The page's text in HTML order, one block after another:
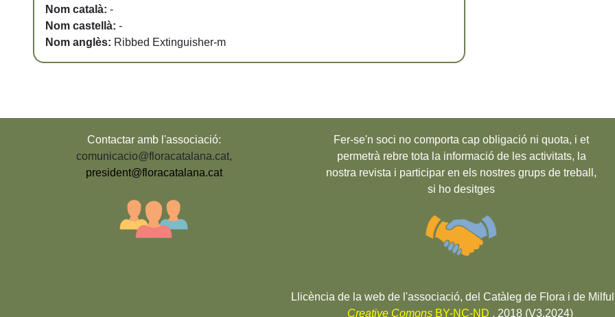
Nom català: -
Nom castellà: -
Nom anglès: Ribbed Extinguisher-m
Contactar amb l'associació:
comunicacio@floracatalana.cat,
president@floracatalana.cat
Fer-se'n soci no comporta cap obligació ni quota, i et
permetrà rebre tota la informació de les activitats, la
nostra revista i participar en els nostres grups de treball,
si ho desitges
Llicència de la web de l'associació, del Catàleg de Flora i de
Creative ComonsBY-NC-ND . 2018 (V3.2024)